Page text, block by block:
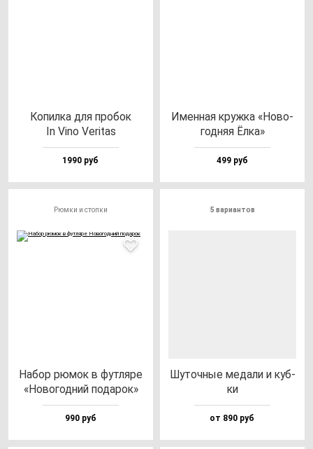
Копил­ка для про­бок
In Vino Veri­tas
1990 руб
Имен­ная круж­ка «Ново­
год­няя Ёлка»
499 руб
Рюмки и стопки
Набор рю­мок в фут­ля­ре
«Ново­год­ний по­да­рок»
990 руб
5 вариантов
Шуточ­ные ме­да­ли и куб­
ки
от 890 руб